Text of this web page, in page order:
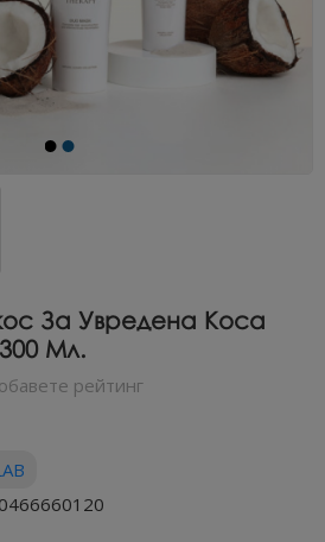
За Увредена Коса
Мл.
рейтинг